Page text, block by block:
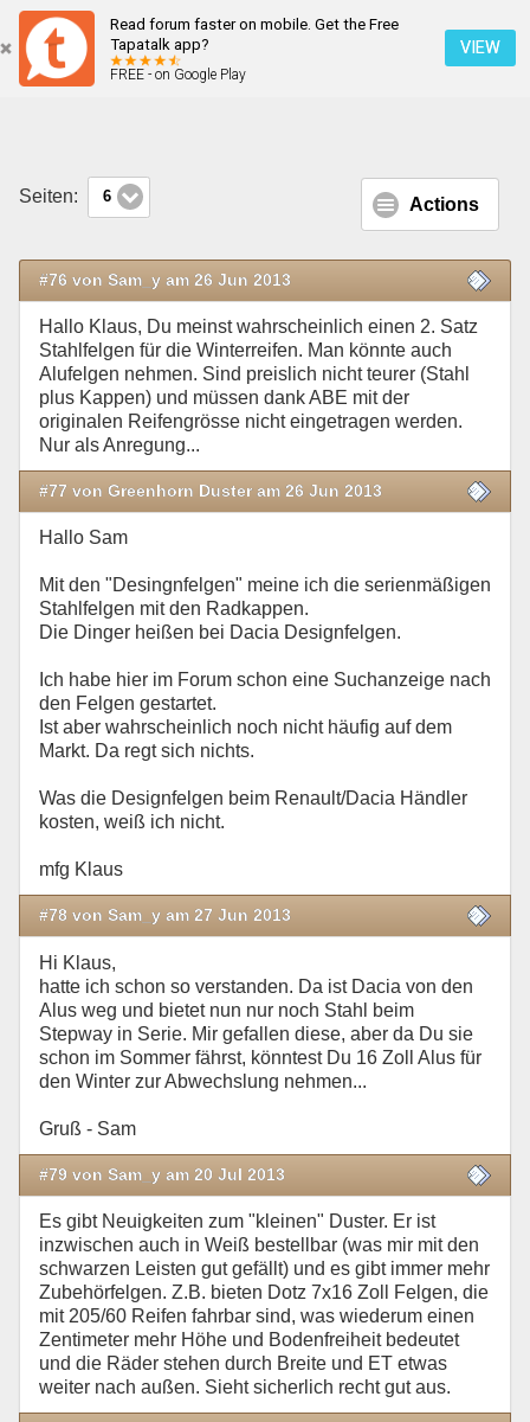
Read forum faster on mobile. Get the Free
Tapatalk app?
FREE - on Google Play
VIEW
Der neue Sandero
Seiten: 6 Actions
#76 von Sam_y am 26 Jun 2013
Hallo Klaus, Du meinst wahrscheinlich einen 2. Satz
Stahlfelgen für die Winterreifen. Man könnte auch
Alufelgen nehmen. Sind preislich nicht teurer (Stahl
plus Kappen) und müssen dank ABE mit der
originalen Reifengrösse nicht eingetragen werden.
Nur als Anregung...
#77 von Greenhorn Duster am 26 Jun 2013
Hallo Sam
Mit den "Desingnfelgen" meine ich die serienmäßigen
Stahlfelgen mit den Radkappen.
Die Dinger heißen bei Dacia Designfelgen.
Ich habe hier im Forum schon eine Suchanzeige nach
den Felgen gestartet.
Ist aber wahrscheinlich noch nicht häufig auf dem
Markt. Da regt sich nichts.
Was die Designfelgen beim Renault/Dacia Händler
kosten, weiß ich nicht.
mfg Klaus
#78 von Sam_y am 27 Jun 2013
Hi Klaus,
hatte ich schon so verstanden. Da ist Dacia von den
Alus weg und bietet nun nur noch Stahl beim
Stepway in Serie. Mir gefallen diese, aber da Du sie
schon im Sommer fährst, könntest Du 16 Zoll Alus für
den Winter zur Abwechslung nehmen...
Gruß - Sam
#79 von Sam_y am 20 Jul 2013
Es gibt Neuigkeiten zum "kleinen" Duster. Er ist
inzwischen auch in Weiß bestellbar (was mir mit den
schwarzen Leisten gut gefällt) und es gibt immer mehr
Zubehörfelgen. Z.B. bieten Dotz 7x16 Zoll Felgen, die
mit 205/60 Reifen fahrbar sind, was wiederum einen
Zentimeter mehr Höhe und Bodenfreiheit bedeutet
und die Räder stehen durch Breite und ET etwas
weiter nach außen. Sieht sicherlich recht gut aus.